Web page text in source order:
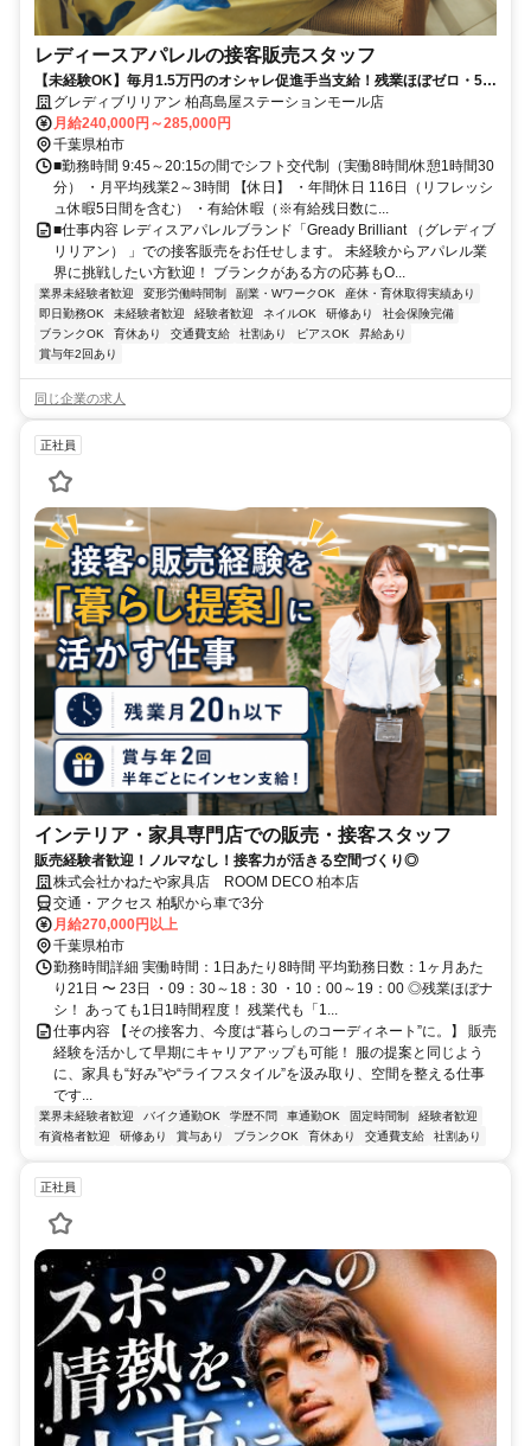
レディースアパレルの接客販売スタッフ
【未経験OK】毎月1.5万円のオシャレ促進手当支給！残業ほぼゼロ・5連
休取得OK！無理なく働けるアパレルのお仕事です
グレディブリリアン 柏髙島屋ステーションモール店
月給240,000円～285,000円
千葉県柏市
■勤務時間 9:45～20:15の間でシフト交代制（実働8時間/休憩1時間30
分） ・月平均残業2～3時間 【休日】 ・年間休日 116日（リフレッシ
ュ休暇5日間を含む） ・有給休暇（※有給残日数に...
■仕事内容 レディスアパレルブランド「Gready Brilliant （グレディブ
リリアン） 」での接客販売をお任せします。 未経験からアパレル業
界に挑戦したい方歓迎！ ブランクがある方の応募もO...
業界未経験者歓迎 変形労働時間制 副業・WワークOK
産休・育休取得実績あり
即日勤務OK
未経験者歓迎 経験者歓迎 ネイルOK 研修あり
社会保険完備
ブランクOK
育休あり 交通費支給 社割あり ピアスOK
昇給あり
賞与年2回あり
同じ企業の求人
正社員
インテリア・家具専門店での販売・接客スタッフ
販売経験者歓迎！ノルマなし！接客力が活きる空間づくり◎
株式会社かねたや家具店 ROOM DECO 柏本店
交通・アクセス 柏駅から車で3分
月給270,000円以上
千葉県柏市
勤務時間詳細 実働時間：1日あたり8時間 平均勤務日数：1ヶ月あた
り21日 〜 23日 ・09：30～18：30 ・10：00～19：00 ◎残業ほぼナ
シ！ あっても1日1時間程度！ 残業代も「1...
仕事内容 【その接客力、今度は“暮らしのコーディネート”に。】 販売
経験を活かして早期にキャリアアップも可能！ 服の提案と同じよう
に、家具も“好み”や“ライフスタイル”を汲み取り、空間を整える仕事
です...
業界未経験者歓迎 バイク通勤OK 学歴不問 車通勤OK 固定時間制
経験者歓迎
有資格者歓迎
研修あり 賞与あり ブランクOK 育休あり 交通費支給 社割あり
正社員